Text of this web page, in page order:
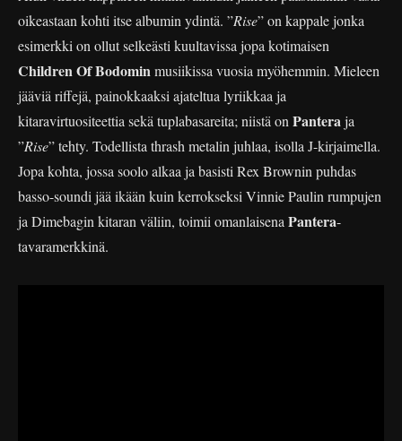
oikeastaan kohti itse albumin ydintä. ”Rise” on kappale jonka
esimerkki on ollut selkeästi kuultavissa jopa kotimaisen
Children Of Bodominmusiikissa vuosia myöhemmin. Mieleen
jääviä riffejä, painokkaaksi ajateltua lyriikkaa ja
kitaravirtuositeettia sekä tuplabasareita; niistä on Panteraja
”Rise” tehty. Todellista thrash metalin juhlaa, isolla J-kirjaimella.
Jopa kohta, jossa soolo alkaa ja basisti Rex Brownin puhdas
basso-soundi jää ikään kuin kerrokseksi Vinnie Paulin rumpujen
ja Dimebagin kitaran väliin, toimii omanlaisena Pantera-
tavaramerkkinä.